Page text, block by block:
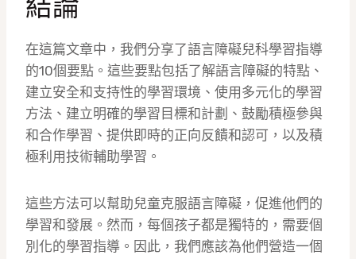
結論
在這篇文章中，我們分享了語言障礙兒科學習指導
的10個要點。這些要點包括了解語言障礙的特點、
建立安全和支持性的學習環境、使用多元化的學習
方法、建立明確的學習目標和計劃、鼓勵積極參與
和合作學習、提供即時的正向反饋和認可，以及積
極利用技術輔助學習。
這些方法可以幫助兒童克服語言障礙，促進他們的
學習和發展。然而，每個孩子都是獨特的，需要個
別化的學習指導。因此，我們應該為他們營造一個